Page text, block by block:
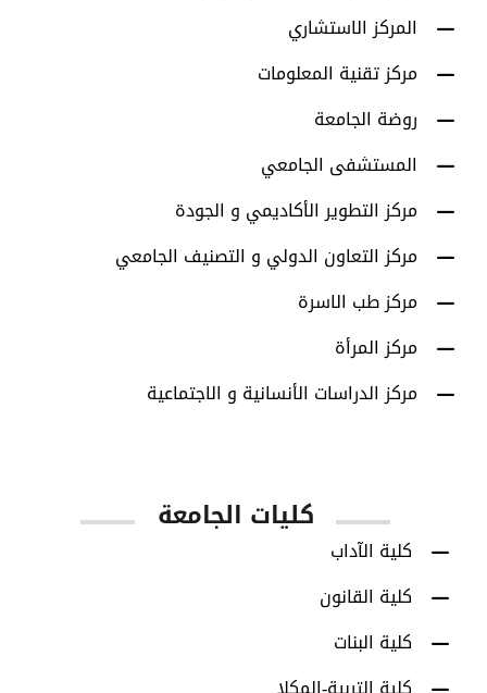
المركز الاستشاري
مركز تقنية المعلومات
روضة الجامعة
المستشفى الجامعي
مركز التطوير الأكاديمي و الجودة
مركز التعاون الدولي و التصنيف الجامعي
مركز طب الاسرة
مركز المرأة
مركز الدراسات الأنسانية و الاجتماعية
كليات الجامعة
كلية الآداب
كلية القانون
كلية البنات